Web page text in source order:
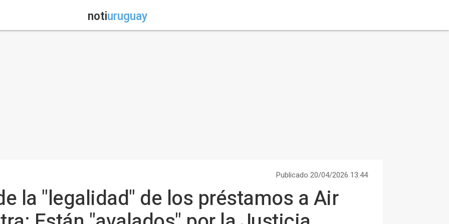
notiuruguay
Publicado 20/04/2026 13:44
la "legalidad" de los préstamos a Air